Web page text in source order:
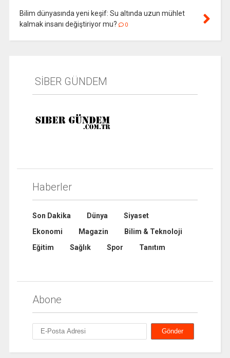
Bilim dünyasında yeni keşif: Su altında uzun mühlet
kalmak insanı değiştiriyor mu?
0
SİBER GÜNDEM
Haberler
Son Dakika Dünya
Siyaset
Ekonomi
Magazin
Bilim & Teknoloji
Eğitim
Sağlık Spor Tanıtım
Abone